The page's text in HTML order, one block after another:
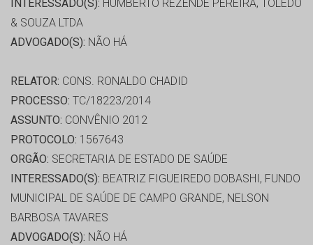
INTERESSADO(S): HUMBERTO REZENDE PEREIRA, TOLEDO
& SOUZA LTDA
ADVOGADO(S): NÃO HÁ
RELATOR: CONS. RONALDO CHADID
PROCESSO: TC/18223/2014
ASSUNTO: CONVÊNIO 2012
PROTOCOLO: 1567643
ORGÃO: SECRETARIA DE ESTADO DE SAÚDE
INTERESSADO(S): BEATRIZ FIGUEIREDO DOBASHI, FUNDO
MUNICIPAL DE SAÚDE DE CAMPO GRANDE, NELSON
BARBOSA TAVARES
ADVOGADO(S): NÃO HÁ